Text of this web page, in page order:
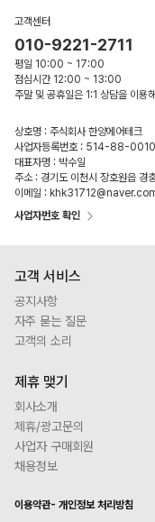
고객센터
010-9221-2711
평일 10:00 ~ 17:00
점심시간 12:00 ~ 13:00
주말 및 공휴일은 1:1 상담을 이용
상호명 : 주식회사 한양에어테크
사업자등록번호 : 514-88-
대표자명 : 박수일
주소 : 경기도 이천시 장호원읍
이메일 :
사업자번호 확인
고객 서비스
공지사항
자주 묻는 질문
고객의 소리
제휴 맺기
회사소개
제휴/광고문의
사업자 구매회원
채용정보
이용약관- 개인정보 처리방침